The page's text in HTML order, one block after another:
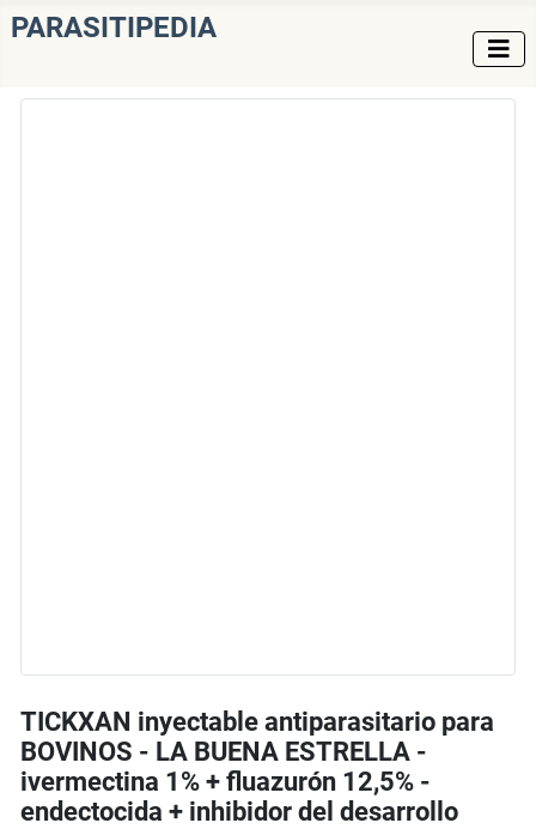
PARASITIPEDIA
TICKXAN inyectable antiparasitario para
BOVINOS - LA BUENA ESTRELLA -
ivermectina 1% + fluazurón 12,5% -
endectocida + inhibidor del desarrollo